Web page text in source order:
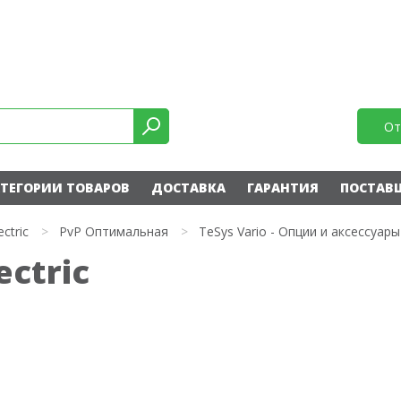
ТОВАРОВ ДОСТАВКА ГАРАНТИЯ
> PvP Оптимальная > TeSys Vario - Опции и аксессуары